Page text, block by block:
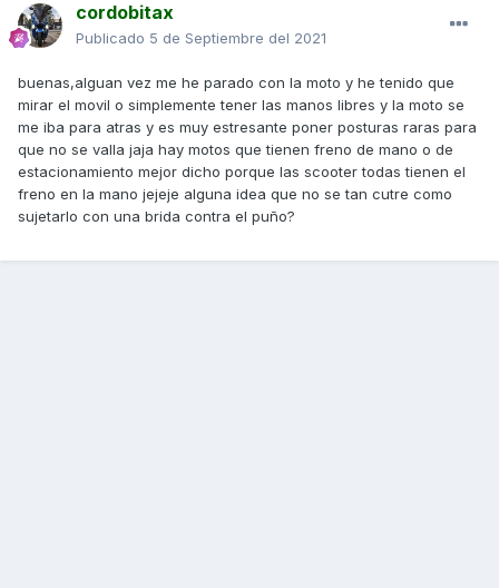
cordobitax
Publicado 5 de Septiembre del 2021
buenas,alguan vez me he parado con la moto y he tenido que
mirar el movil o simplemente tener las manos libres y la moto se
me iba para atras y es muy estresante poner posturas raras para
que no se valla jaja hay motos que tienen freno de mano o de
estacionamiento mejor dicho porque las scooter todas tienen el
freno en la mano jejeje alguna idea que no se tan cutre como
sujetarlo con una brida contra el puño?